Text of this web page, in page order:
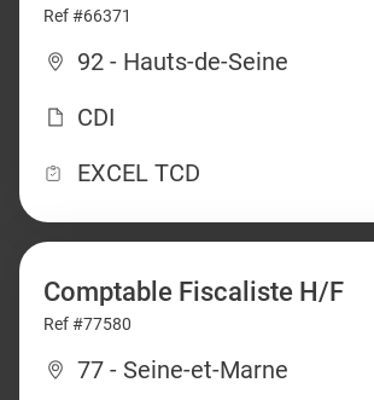
Ref #66371
92 - Hauts-de-Seine
CDI
EXCEL TCD
Comptable Fiscaliste H/F
Ref #77580
77 - Seine-et-Marne